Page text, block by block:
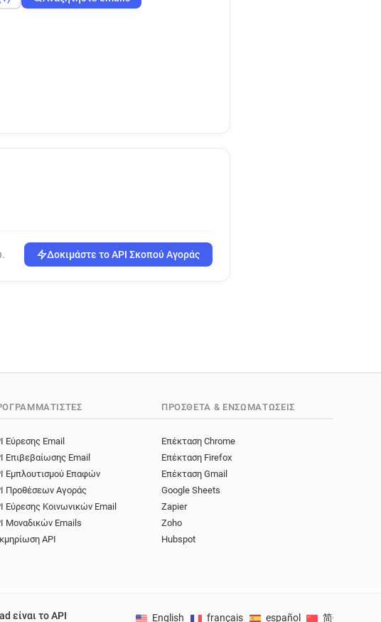
Δοκιμάστε το API Σκοπού Αγοράς
Εύρεσης Email
Επιβεβαίωσης Email
Εμπλουτισμού Επαφών
Προθέσεων Αγοράς
Εύρεσης Κοινωνικών Email
Μοναδικών Emails
API
ΠΡΌΣΘΕΤΑ & ΕΝΣΩΜΑΤΏΣΕΙΣ
Επέκταση Chrome
Επέκταση Firefox
Επέκταση Gmail
Google Sheets
Zapier
Zoho
Hubspot
είναι το API
English français español 简体中文